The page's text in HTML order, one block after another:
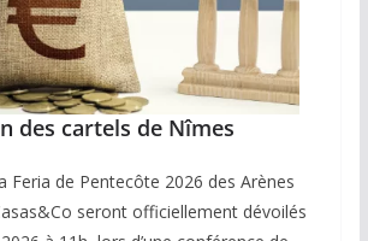
des cartels de Nîmes
Feria de Pentecôte 2026 des Arènes
seront officiellement dévoilés